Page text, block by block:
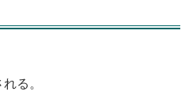
る。